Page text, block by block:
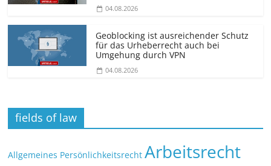
04.08.2026
Geoblocking ist ausreichender Schutz
für das Urheberrecht auch bei
Umgehung durch VPN
04.08.2026
fields of law
Allgemeines Persönlichkeitsrecht Arbeitsrecht